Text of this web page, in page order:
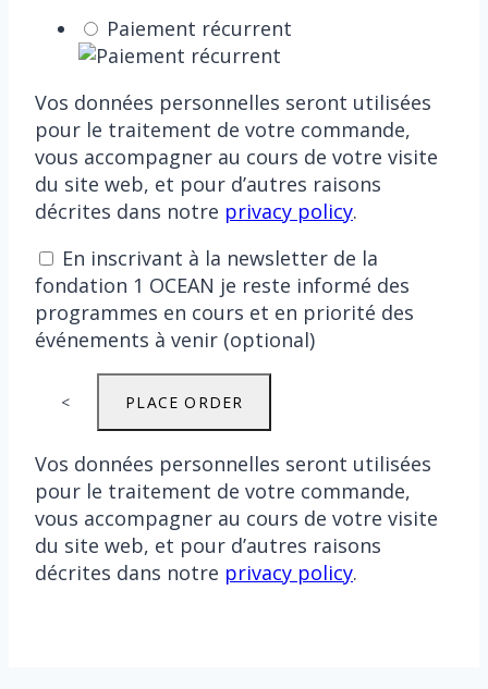
Paiement récurrent
Vos données personnelles seront utilisées
pour le traitement de votre commande,
vous accompagner au cours de votre visite
du site web, et pour d’autres raisons
décrites dans notre privacy policy.
En inscrivant à la newsletter de la
fondation 1 OCEAN je reste informé des
programmes en cours et en priorité des
événements à venir (optional)
< PLACE ORDER
Vos données personnelles seront utilisées
pour le traitement de votre commande,
vous accompagner au cours de votre visite
du site web, et pour d’autres raisons
décrites dans notre privacy policy.